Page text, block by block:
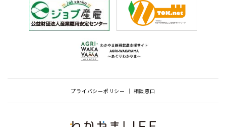
プライバシーポリシー 相談窓口